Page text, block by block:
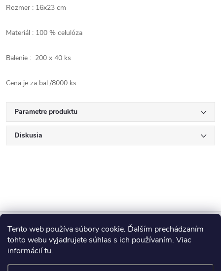
Tento web používa súbory cookie. Ďalším prechádzaním
tohto webu vyjadrujete súhlas s ich používaním. Viac
informáciítu.
Rozmer : 16x23 cm
Materiál : 100 % celulóza
Balenie : 200 x 40 ks
Cena je za bal./8000 ks
Parametre produktu
Diskusia
Z
áBlog
Informácie pre vás